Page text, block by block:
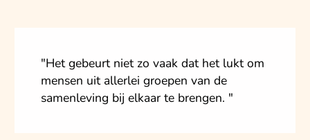
"Het gebeurt niet zo vaak dat het lukt om
mensen uit allerlei groepen van de
samenleving bij elkaar te brengen. "